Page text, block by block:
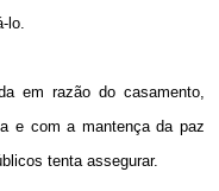
lo.
em razão do casamento,
e com a mantença da paz
tenta assegurar.